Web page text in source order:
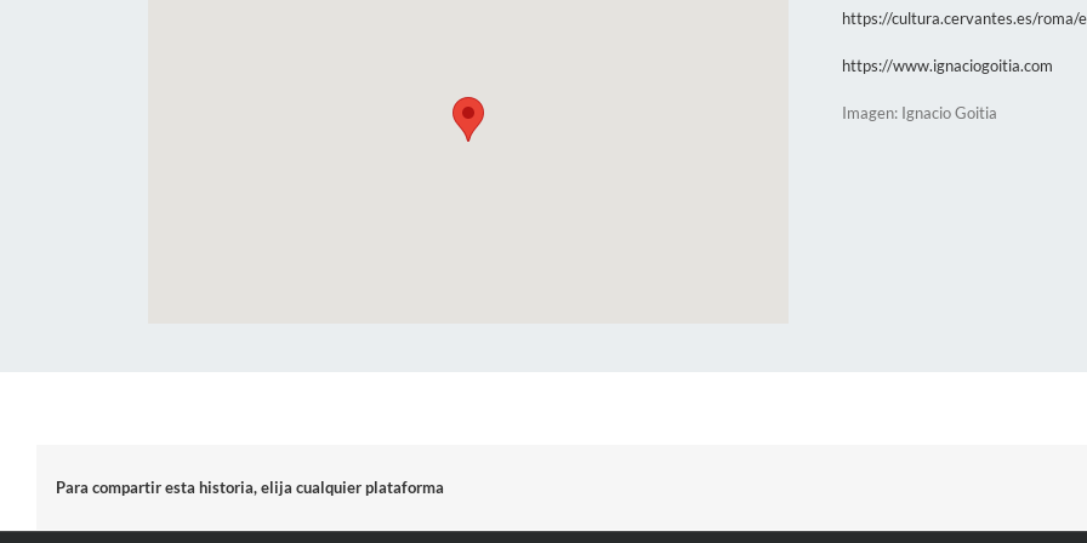
https://cultura.cervantes.es/roma/
https://www.ignaciogoitia.com
Imagen: Ignacio Goitia
Para compartir esta historia, elija cualquier plataforma